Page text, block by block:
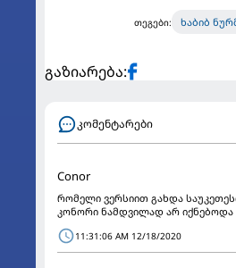
თეგები: ხაბიბ
გაზიარება:
კომენტარები
Conor
რომელი ვერსიით გახდა
კონორი ნამდვილად არ იქნებოდა
11:31:06 AM 12/18/2020